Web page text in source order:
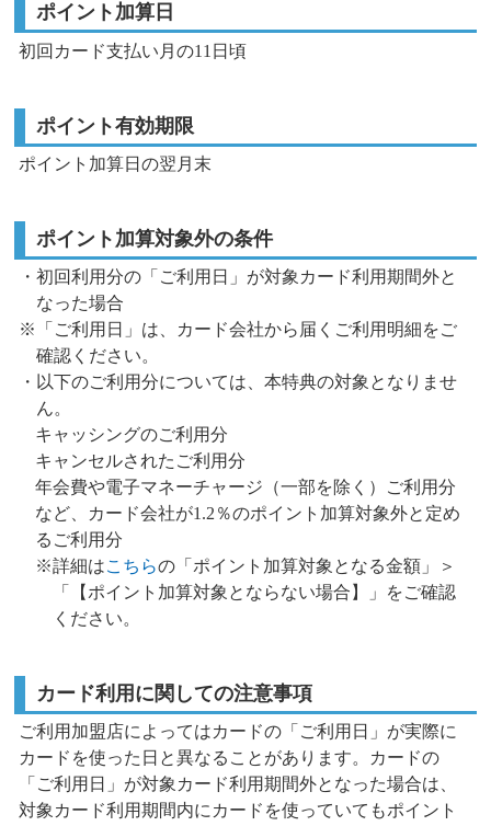
ポイント加算日
初回カード支払い月の11日頃
ポイント有効期限
ポイント加算日の翌月末
ポイント加算対象外の条件
・初回利用分の「ご利用日」が対象カード利用期間外と
なった場合
※「ご利用日」は、カード会社から届くご利用明細をご
確認ください。
・以下のご利用分については、本特典の対象となりませ
ん。
キャッシングのご利用分
キャンセルされたご利用分
年会費や電子マネーチャージ（一部を除く）ご利用分
など、カード会社が1.2％のポイント加算対象外と定め
るご利用分
※詳細はこちらの「ポイント加算対象となる金額」＞
「【ポイント加算対象とならない場合】」をご確認
ください。
カード利用に関しての注意事項
ご利用加盟店によってはカードの「ご利用日」が実際に
カードを使った日と異なることがあります。カードの
「ご利用日」が対象カード利用期間外となった場合は、
対象カード利用期間内にカードを使っていてもポイント